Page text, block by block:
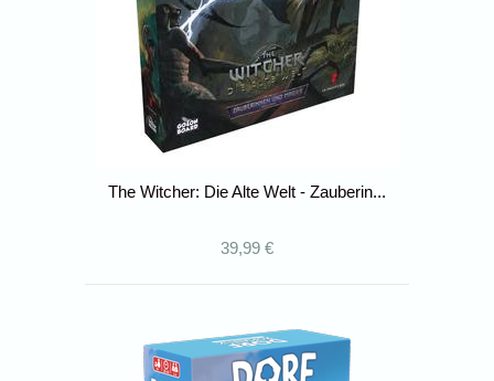
The Witcher: Die Alte Welt - Zauberin...
39,99 €